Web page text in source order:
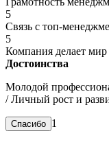
5
Связь с топ-
5
Компания делает
Достоинства
Молодой
/ Личный рост и
1